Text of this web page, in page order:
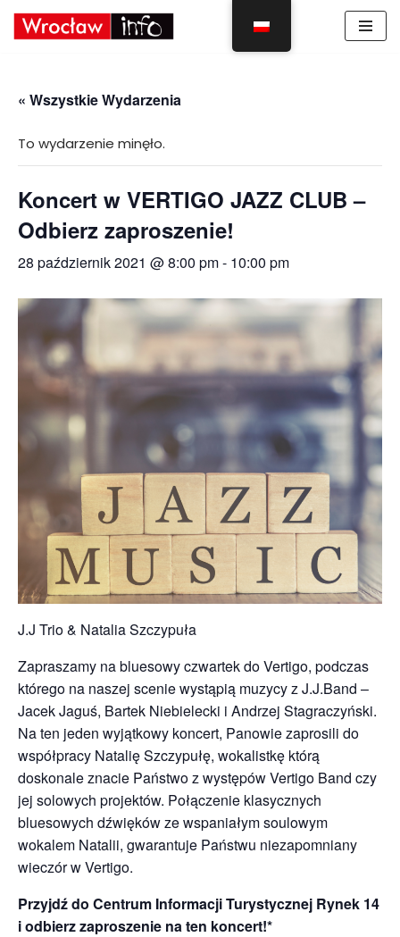
treści
« Wszystkie Wydarzenia
To wydarzenie minęło.
Koncert w VERTIGO JAZZ CLUB –
Odbierz zaproszenie!
28 październik 2021 @ 8:00 pm- 10:00 pm
J.J Trio & Natalia Szczypuła
Zapraszamy na bluesowy czwartek do Vertigo, podczas
którego na naszej scenie wystąpią muzycy z J.J.Band –
Jacek Jaguś, Bartek Niebielecki i Andrzej Stagraczyński.
Na ten jeden wyjątkowy koncert, Panowie zaprosili do
współpracy Natalię Szczypułę, wokalistkę którą
doskonale znacie Państwo z występów Vertigo Band czy
jej solowych projektów. Połączenie klasycznych
bluesowych dźwięków ze wspaniałym soulowym
wokalem Natalii, gwarantuje Państwu niezapomniany
wieczór w Vertigo.
Przyjdź do Centrum Informacji Turystycznej Rynek 14
i odbierz zaproszenie na ten koncert!*